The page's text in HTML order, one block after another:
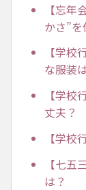
【忘
かさ”を
【学
な服装
【学
丈夫？
【学校
【七
は？